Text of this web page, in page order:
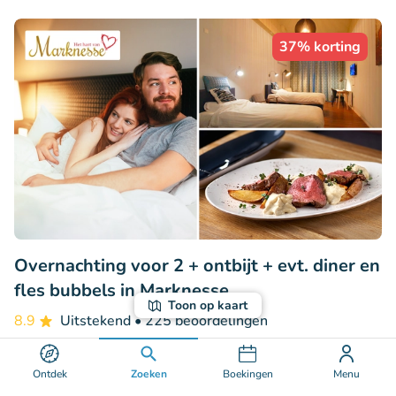
Ontdek Zoeken Boekingen Menu
Toon op kaart
37% korting
Overnachting voor 2 + ontbijt + evt. diner en
fles bubbels in Marknesse
8.9 Uitstekend• 225 beoordelingen
Hotel de Pionier
Marknesse (81km)